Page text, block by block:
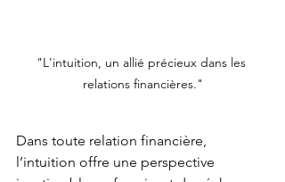
"L'intuition, un allié précieux dans les
relations financières."
Dans toute relation financière,
l’intuition offre une perspective